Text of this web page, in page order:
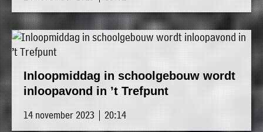
Inloopmiddag in schoolgebouw wordt
inloopavond in ’t Trefpunt
14 november 2023 | 20:14